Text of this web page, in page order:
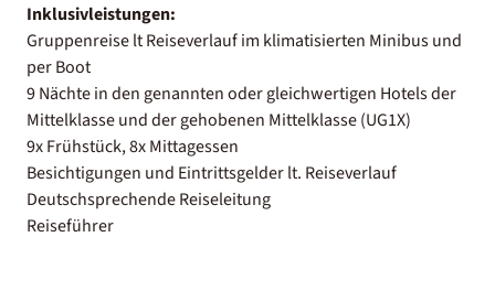
Inklusivleistungen:
Gruppenreise lt Reiseverlauf im klimatisierten Minibus und
per Boot
9 Nächte in den genannten oder gleichwertigen Hotels der
Mittelklasse und der gehobenen Mittelklasse (UG1X)
9x Frühstück, 8x Mittagessen
Besichtigungen und Eintrittsgelder lt. Reiseverlauf
Deutschsprechende Reiseleitung
Reiseführer